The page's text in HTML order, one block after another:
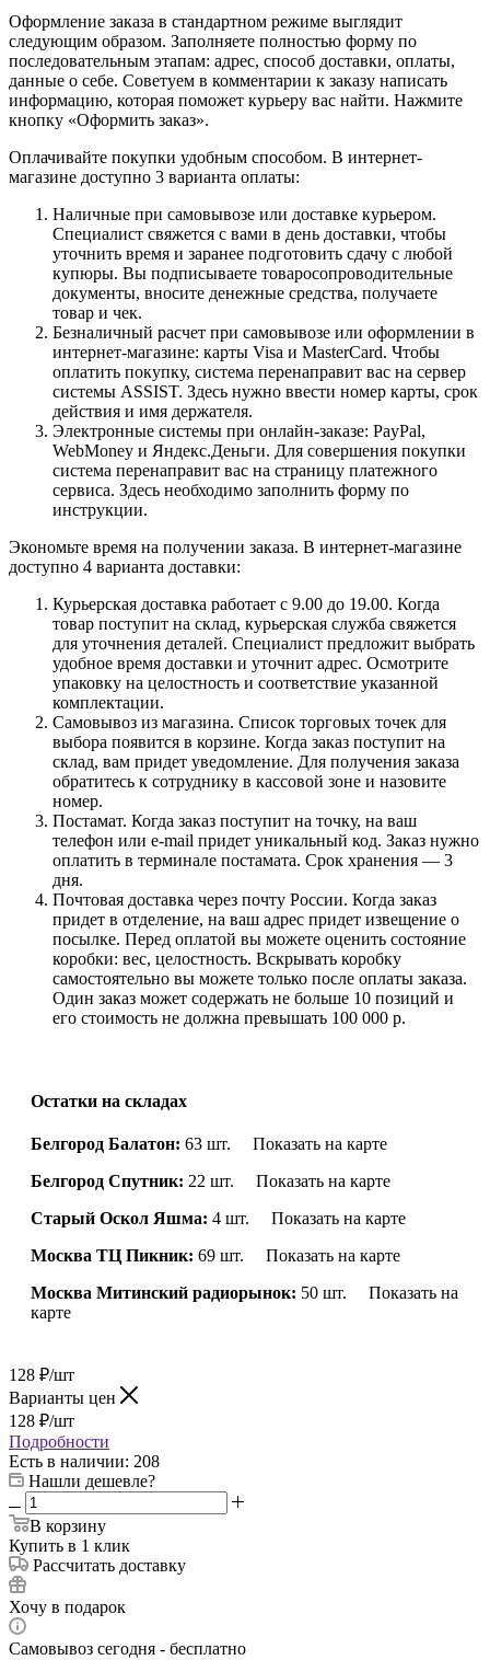
Оформление заказа в стандартном режиме выглядит
следующим образом. Заполняете полностью форму по
последовательным этапам: адрес, способ доставки, оплаты,
данные о себе. Советуем в комментарии к заказу написать
информацию, которая поможет курьеру вас найти. Нажмите
кнопку «Оформить заказ».
Оплачивайте покупки удобным способом. В интернет-
магазине доступно 3 варианта оплаты:
Наличные при самовывозе или доставке курьером.
Специалист свяжется с вами в день доставки, чтобы
уточнить время и заранее подготовить сдачу с любой
купюры. Вы подписываете товаросопроводительные
документы, вносите денежные средства, получаете
товар и чек.
Безналичный расчет при самовывозе или оформлении в
интернет-магазине: карты Visa и MasterCard. Чтобы
оплатить покупку, система перенаправит вас на сервер
системы ASSIST. Здесь нужно ввести номер карты, срок
действия и имя держателя.
Электронные системы при онлайн-заказе: PayPal,
WebMoney и Яндекс.Деньги. Для совершения покупки
система перенаправит вас на страницу платежного
сервиса. Здесь необходимо заполнить форму по
инструкции.
Экономьте время на получении заказа. В интернет-магазине
доступно 4 варианта доставки:
Курьерская доставка работает с 9.00 до 19.00. Когда
товар поступит на склад, курьерская служба свяжется
для уточнения деталей. Специалист предложит выбрать
удобное время доставки и уточнит адрес. Осмотрите
упаковку на целостность и соответствие указанной
комплектации.
Самовывоз из магазина. Список торговых точек для
выбора появится в корзине. Когда заказ поступит на
склад, вам придет уведомление. Для получения заказа
обратитесь к сотруднику в кассовой зоне и назовите
номер.
Постамат. Когда заказ поступит на точку, на ваш
телефон или e-mail придет уникальный код. Заказ нужно
оплатить в терминале постамата. Срок хранения — 3
дня.
Почтовая доставка через почту России. Когда заказ
придет в отделение, на ваш адрес придет извещение о
посылке. Перед оплатой вы можете оценить состояние
коробки: вес, целостность. Вскрывать коробку
самостоятельно вы можете только после оплаты заказа.
Один заказ может содержать не больше 10 позиций и
его стоимость не должна превышать 100 000 р.
Остатки на складах
Белгород Балатон: 63 шт.
Показать на карте
Белгород Спутник: 22 шт.
Показать на карте
Старый Оскол Яшма: 4 шт.
Показать на карте
Москва ТЦ Пикник: 69 шт.
Показать на карте
Москва Митинский радиорынок: 50 шт.
Показать на
карте
128 ₽/шт
Варианты цен
128 ₽/шт
Подробности
Есть в наличии: 208
Нашли дешевле?
В корзину
Купить в 1 клик
Рассчитать доставку
Хочу в подарок
Самовывоз сегодня - бесплатно